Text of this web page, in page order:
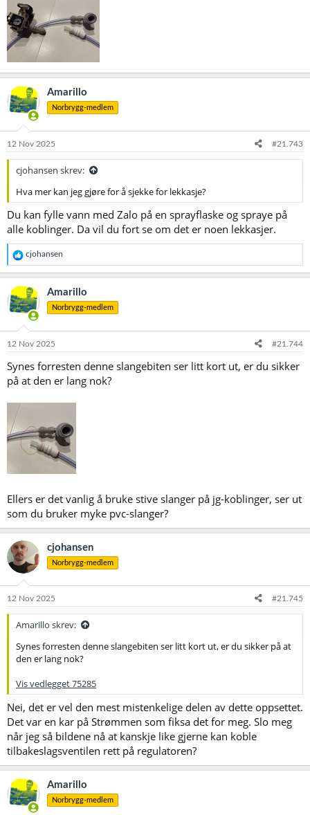
Amarillo
Norbrygg-medlem
12 Nov 2025 #21.743
cjohansen skrev:
Hva mer kan jeg gjøre for å sjekke for lekkasje?
Du kan fylle vann med Zalo på en sprayflaske og spraye på
alle koblinger. Da vil du fort se om det er noen lekkasjer.
R
e
a
k
s
j
o
e
:
cjohansen
Amarillo
Norbrygg-medlem
12 Nov 2025 #21.744
Synes forresten denne slangebiten ser litt kort ut, er du sikker
på at den er lang nok?
Ellers er det vanlig å bruke stive slanger på jg-koblinger, ser ut
som du bruker myke pvc-slanger?
cjohansen
Norbrygg-medlem
12 Nov 2025 #21.745
Amarillo skrev:
Synes forresten denne slangebiten ser litt kort ut, er du sikker på at
den er lang nok?
Vis vedlegget 75285
Nei, det er vel den mest mistenkelige delen av dette oppsettet.
Det var en kar på Strømmen som fiksa det for meg. Slo meg
når jeg så bildene nå at kanskje like gjerne kan koble
tilbakeslagsventilen rett på regulatoren?
Amarillo
Norbrygg-medlem